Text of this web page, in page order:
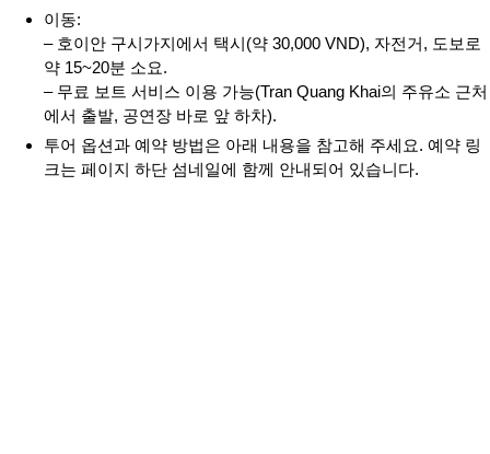
이동:
– 호이안 구시가지에서 택시(약 30,000 VND), 자전거, 도보로
약 15~20분 소요.
– 무료 보트 서비스 이용 가능(Tran Quang Khai의 주유소 근처
에서 출발, 공연장 바로 앞 하차).
투어 옵션과 예약 방법은 아래 내용을 참고해 주세요. 예약 링
크는 페이지 하단 섬네일에 함께 안내되어 있습니다.